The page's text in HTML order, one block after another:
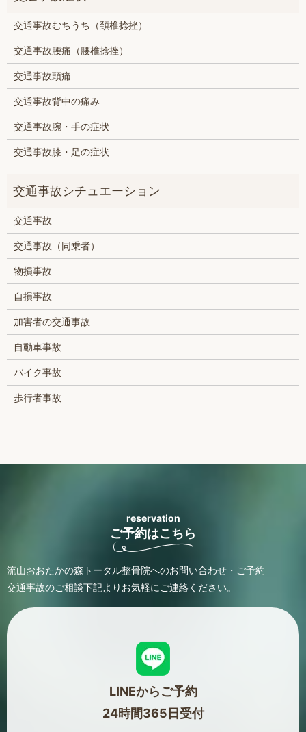
交通事故むちうち（頚椎捻挫）
交通事故腰痛（腰椎捻挫）
交通事故頭痛
交通事故背中の痛み
交通事故腕・手の症状
交通事故膝・足の症状
交通事故
交通事故（同乗者）
物損事故
自損事故
加害者の交通事故
自動車事故
バイク事故
歩行者事故
reservation
ご予約はこちら
流山おおたかの森トータル整骨院へのお問い合わせ・ご予約
交通事故のご相談下記よりお気軽にご連絡ください。
LINEからご予約
24時間365日受付